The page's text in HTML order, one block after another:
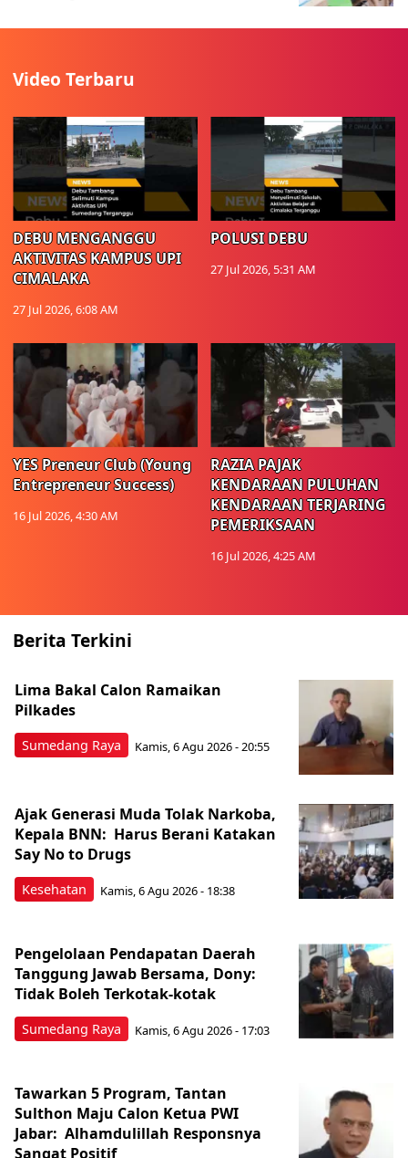
Video Terbaru
DEBU MENGANGGU
AKTIVITAS KAMPUS UPI
CIMALAKA
27 Jul 2026, 6:08 AM
POLUSI DEBU
27 Jul 2026, 5:31 AM
YES Preneur Club (Young
Entrepreneur Success)
16 Jul 2026, 4:30 AM
RAZIA PAJAK
KENDARAAN PULUHAN
KENDARAAN TERJARING
PEMERIKSAAN
16 Jul 2026, 4:25 AM
Berita Terkini
Sumedang Raya
Lima Bakal Calon Ramaikan
Pilkades
Kamis, 6 Agu 2026 - 20:55
Kesehatan
Ajak Generasi Muda Tolak Narkoba,
Kepala BNN: Harus Berani Katakan
Say No to Drugs
Kamis, 6 Agu 2026 - 18:38
Sumedang Raya
Pengelolaan Pendapatan Daerah
Tanggung Jawab Bersama, Dony:
Tidak Boleh Terkotak-kotak
Kamis, 6 Agu 2026 - 17:03
Tawarkan 5 Program, Tantan
Sulthon Maju Calon Ketua PWI
Jabar: Alhamdulillah Responsnya
Sangat Positif